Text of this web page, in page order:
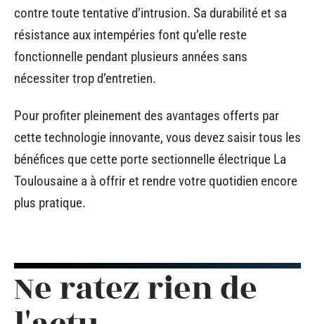
contre toute tentative d’intrusion. Sa durabilité et sa
résistance aux intempéries font qu’elle reste
fonctionnelle pendant plusieurs années sans
nécessiter trop d’entretien.
Pour profiter pleinement des avantages offerts par
cette technologie innovante, vous devez saisir tous les
bénéfices que cette porte sectionnelle électrique La
Toulousaine a à offrir et rendre votre quotidien encore
plus pratique.
Ne ratez rien de